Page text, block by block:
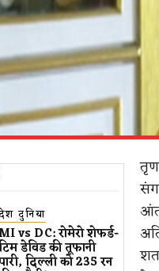
दुनिया
vs DC: रोमेरो शेफर्ड-
डेविड की तूफानी
दिल्ली को 235 रन